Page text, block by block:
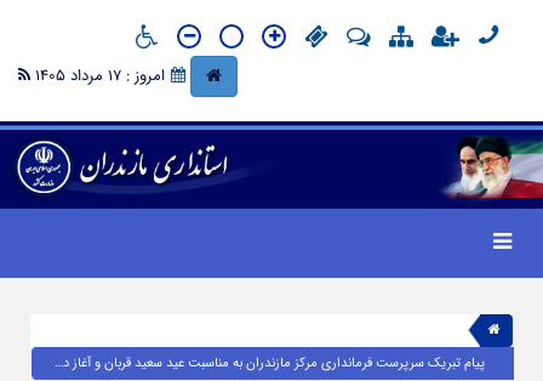
امروز : 17 مرداد 1405
پیام تبریک سرپرست فرمانداری مرکز مازندران به مناسبت عید سعید قربان و آغاز دهه امامت و ولایت؛